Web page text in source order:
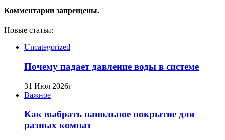
Комментарии запрещены.
Новые статьи:
Uncategorized
Почему падает давление воды в системе
31 Июл 2026г
Важное
Как выбрать напольное покрытие для
разных комнат